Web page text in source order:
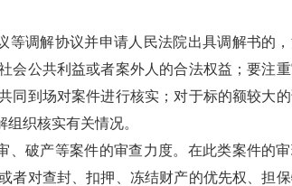
等调解协议并申请人民法院出具调解书的
会公共利益或者案外人的合法权益；要注
同到场对案件进行核实；对于标的额较大的
织核实有关情况。
、破产等案件的审查力度。在此类案件的
者对查封、扣押、冻结财产的优先权、担